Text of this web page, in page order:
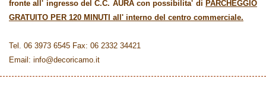
fronte all' ingresso del C.C. AURA con possibilita' di PARCHEGGIO
GRATUITO PER 120 MINUTI all' interno del centro commerciale.
Tel. 06 3973 6545 Fax: 06 2332 34421
Email: info@decoricamo.it